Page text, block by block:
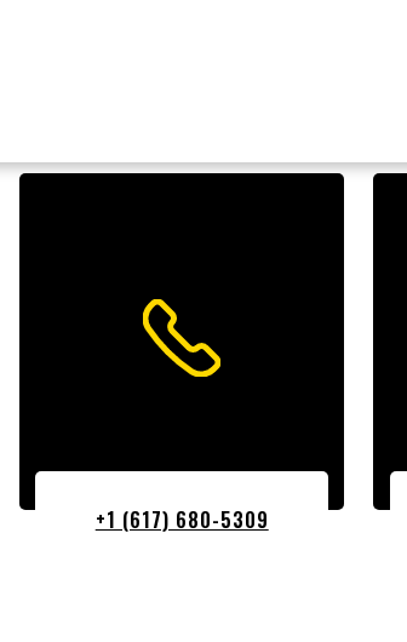
+1 (617) 680-5309